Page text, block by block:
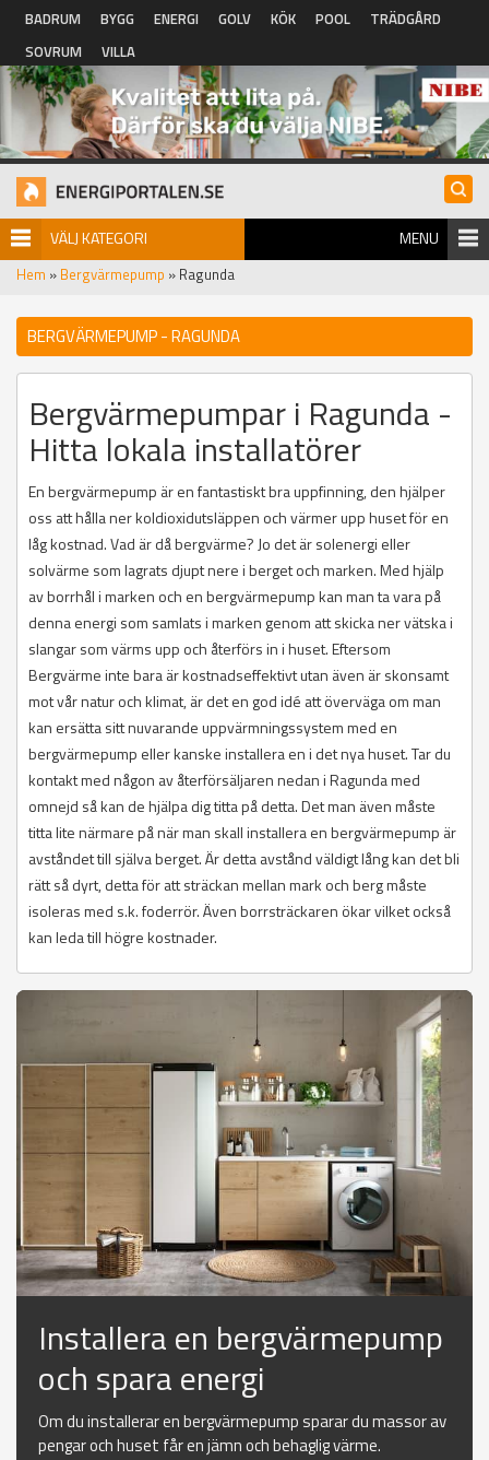
Hoppa till huvudinnehåll
BADRUM BYGG ENERGI GOLV KÖK POOL
TRÄDGÅRD
SOVRUM
VILLA
VÄLJ KATEGORI MENU
Hem » Bergvärmepump » Ragunda
BERGVÄRMEPUMP - RAGUNDA
Bergvärmepumpar i Ragunda -
Hitta lokala installatörer
En bergvärmepump är en fantastiskt bra uppfinning, den hjälper
oss att hålla ner koldioxidutsläppen och värmer upp huset för en
låg kostnad. Vad är då bergvärme? Jo det är solenergi eller
solvärme som lagrats djupt nere i berget och marken. Med hjälp
av borrhål i marken och en bergvärmepump kan man ta vara på
denna energi som samlats i marken genom att skicka ner vätska i
slangar som värms upp och återförs in i huset. Eftersom
Bergvärme inte bara är kostnadseffektivt utan även är skonsamt
mot vår natur och klimat, är det en god idé att överväga om man
kan ersätta sitt nuvarande uppvärmningssystem med en
bergvärmepump eller kanske installera en i det nya huset. Tar du
kontakt med någon av återförsäljaren nedan i Ragunda med
omnejd så kan de hjälpa dig titta på detta. Det man även måste
titta lite närmare på när man skall installera en bergvärmepump är
avståndet till själva berget. Är detta avstånd väldigt lång kan det bli
rätt så dyrt, detta för att sträckan mellan mark och berg måste
isoleras med s.k. foderrör. Även borrsträckaren ökar vilket också
kan leda till högre kostnader.
Installera en bergvärmepump
och spara energi
Om du installerar en bergvärmepump sparar du massor av
pengar och huset får en jämn och behaglig värme.